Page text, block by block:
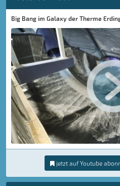
Big Bang im Galaxy der Therme
jetzt auf Youtube